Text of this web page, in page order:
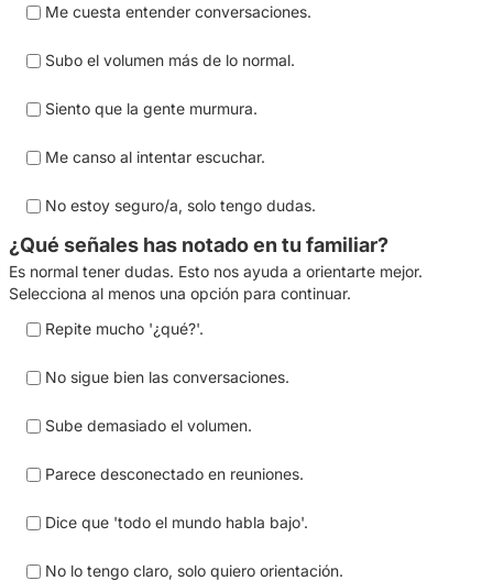
Me cuesta entender conversaciones.
Subo el volumen más de lo normal.
Siento que la gente murmura.
Me canso al intentar escuchar.
No estoy seguro/a, solo tengo dudas.
¿Qué señales has notado en tu familiar?
Es normal tener dudas. Esto nos ayuda a orientarte mejor.
Selecciona al menos una opción para continuar.
Repite mucho '¿qué?'.
No sigue bien las conversaciones.
Sube demasiado el volumen.
Parece desconectado en reuniones.
Dice que 'todo el mundo habla bajo'.
No lo tengo claro, solo quiero orientación.